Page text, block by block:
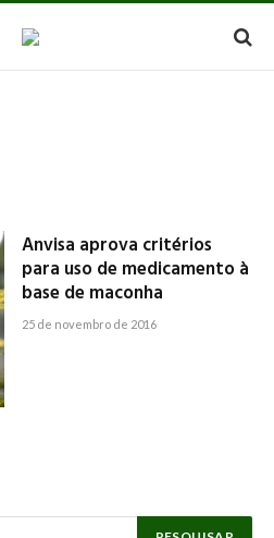
Anvisa aprova critérios
para uso de medicamento à
base de maconha
25 de novembro de 2016